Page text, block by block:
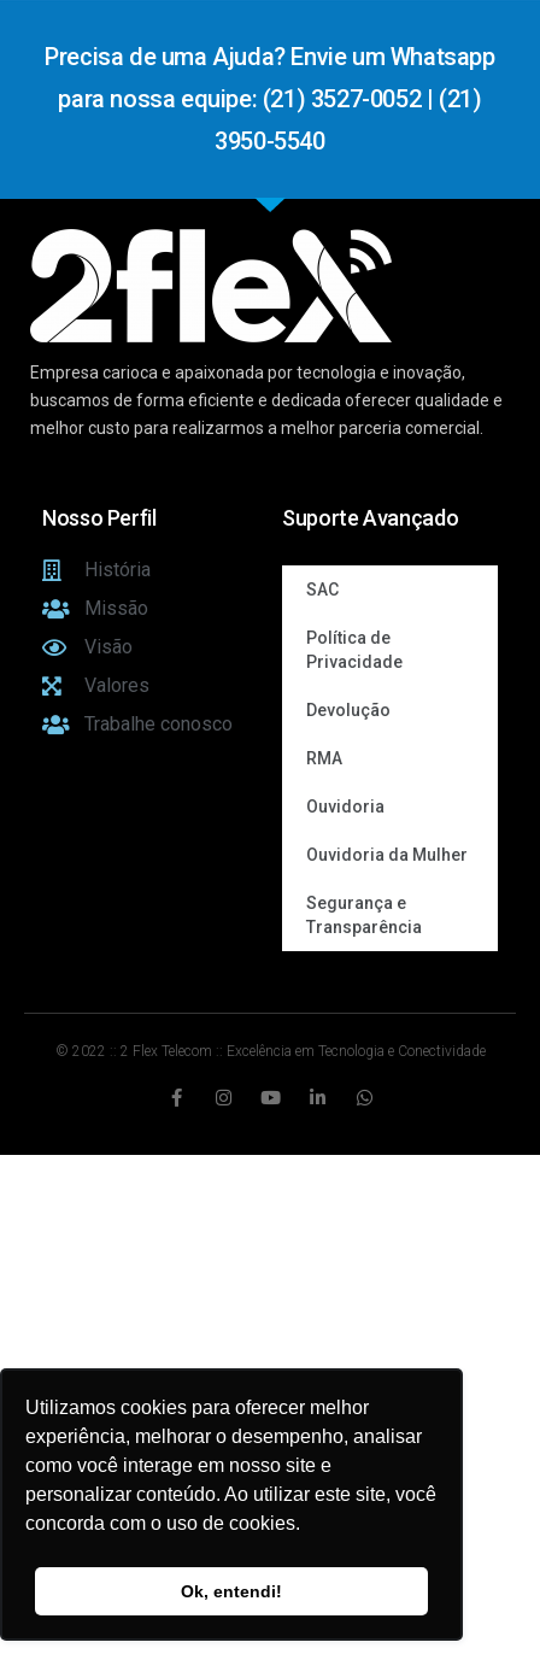
Utilizamos cookies para oferecer melhor
experiência, melhorar o desempenho, analisar
como você interage em nosso site e
personalizar conteúdo. Ao utilizar este site, você
concorda com o uso de cookies.
Ok, entendi!
Precisa de uma Ajuda? Envie um Whatsapp
para nossa equipe: (21) 3527-0052 | (21)
3950-5540
Empresa carioca e apaixonada por tecnologia e inovação,
buscamos de forma eficiente e dedicada oferecer qualidade e
melhor custo para realizarmos a melhor parceria comercial.
Nosso Perfil
História
Missão
Visão
Valores
Trabalhe conosco
Suporte Avançado
SAC
Política de
Privacidade
Devolução
RMA
Ouvidoria
Ouvidoria da Mulher
Segurança e
Transparência
© 2022 :: 2 Flex Telecom :: Excelência em Tecnologia e Conectividade